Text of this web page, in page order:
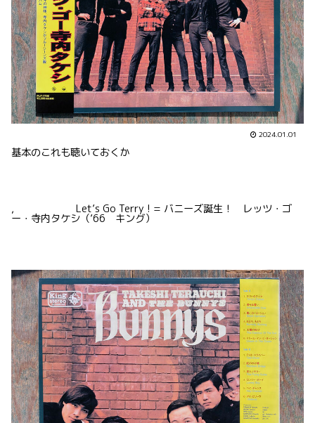
2024.01.01
基本のこれも聴いておくか
, Let’s Go Terry ! = バニーズ誕生！ レッツ・ゴ
ー・寺内タケシ（’66 キング）